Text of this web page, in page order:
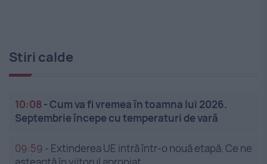
Stiri calde
10:08 -Cum va fi vremea în toamna lui 2026.
Septembrie începe cu temperaturi de vară
09:59 - Extinderea UE intră într-o nouă etapă. Ce ne